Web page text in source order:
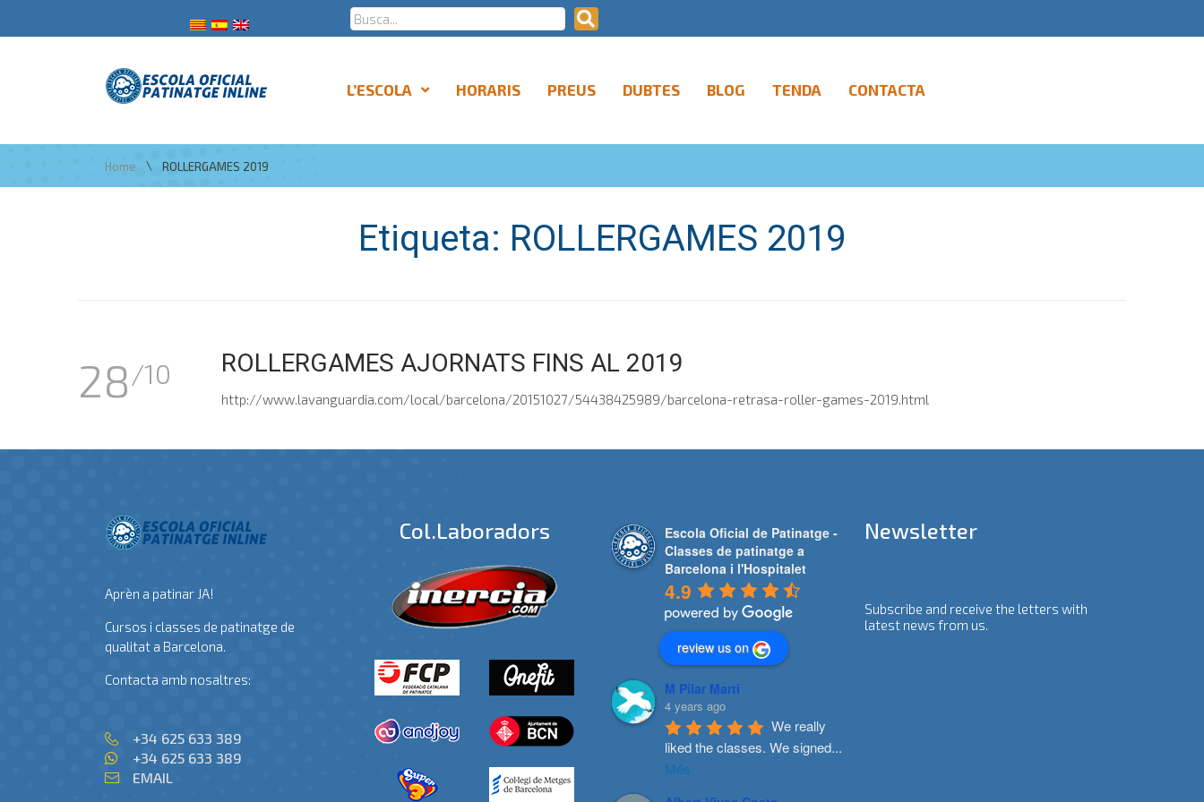
L’ESCOLA HORARIS PREUS DUBTES BLOG TENDA CONTACTA
Home \ ROLLERGAMES 2019
Etiqueta: ROLLERGAMES 2019
28/10 ROLLERGAMES AJORNATS FINS AL 2019
http://www.lavanguardia.com/local/barcelona/20151027/54438425989/barcelona-retrasa-roller-games-2019.html
Aprèn a patinar JA!
Cursos i classes de patinatge de
qualitat a Barcelona.
Contacta amb nosaltres:
+34 625 633 389
+34 625 633 389
EMAIL
Col.laboradors
Escola Oficial de Patinatge -
Classes de patinatge a
Barcelona i l'Hospitalet
4.9
review us on
M Pilar Marti
4 years ago
We really
liked the classes. We signed...
Més
Newsletter
Subscribe and receive the letters with
latest news from us.